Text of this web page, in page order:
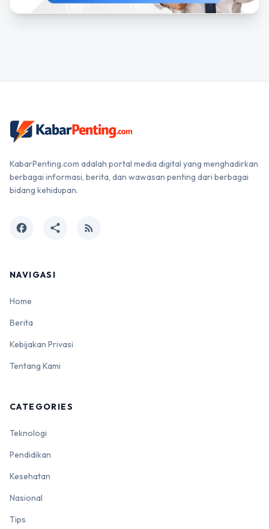
KabarPenting.com adalah portal media digital yang menghadirkan
berbagai informasi, berita, dan wawasan penting dari berbagai
bidang kehidupan.
facebook share rss_feed
NAVIGASI
Home
Berita
Kebijakan Privasi
Tentang Kami
CATEGORIES
Teknologi
Pendidikan
Kesehatan
Nasional
Tips